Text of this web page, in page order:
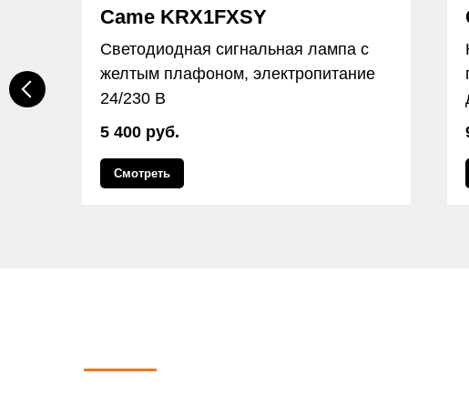
Came KRX1FXSY
Светодиодная сигнальная лампа с
желтым плафоном, электропитание
24/230 В
5 400 руб.
Смотреть